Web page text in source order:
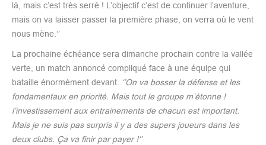
là, mais c’est très serré ! L’objectif c’est de continuer l’aventure,
mais on va laisser passer la première phase, on verra où le vent
nous mène.‘’
La prochaine échéance sera dimanche prochain contre la vallée
verte, un match annoncé compliqué face à une équipe qui
bataille énormément devant.
‘’On va bosser la défense et les
fondamentaux en priorité. Mais tout le groupe m’étonne !
l’investissement aux entrainements de chacun est important.
Mais je ne suis pas surpris il y a des supers joueurs dans les
deux clubs. Ça va finir par payer !‘’